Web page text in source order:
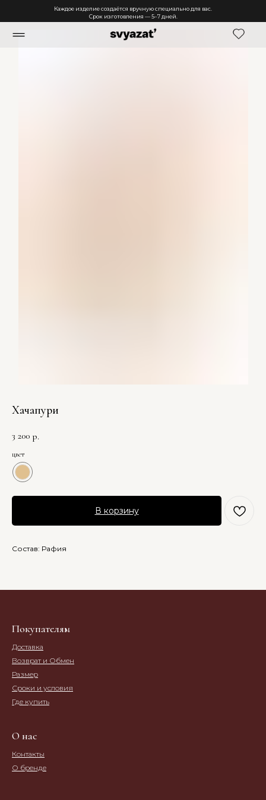
Каждое изделие создаётся вручную специально для вас.
Срок изготовления — 5–7 дней.
Хачапури
3 200 р.
цвет
В корзину
Состав: Рафия
О нас
Покупателям
Контакты
О бренде
Где купить
Доставка
Возврат и Обмен
Размер
Сроки и условия